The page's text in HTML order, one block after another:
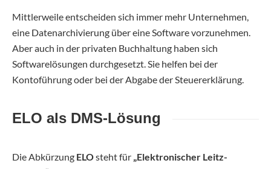
Mittlerweile entscheiden sich immer mehr Unternehmen,
eine Datenarchivierung über eine Software vorzunehmen.
Aber auch in der privaten Buchhaltung haben sich
Softwarelösungen durchgesetzt. Sie helfen bei der
Kontoführung oder bei der Abgabe der Steuererklärung.
ELO als DMS-Lösung
Die Abkürzung ELOsteht für „Elektronischer Leitz-